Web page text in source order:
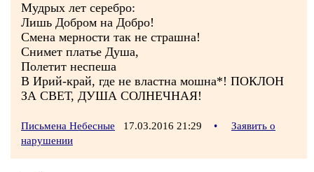
Мудрых лет серебро:
Лишь Добром на Добро!
Смена мерности так не страшна!
Снимет платье Душа,
Полетит неспеша
В Ирий-край, где не властна мошна*! ПОКЛОН
ЗА СВЕТ, ДУША СОЛНЕЧНАЯ!
Письмена Небесные 17.03.2016 21:29 •
Заявить о
нарушении